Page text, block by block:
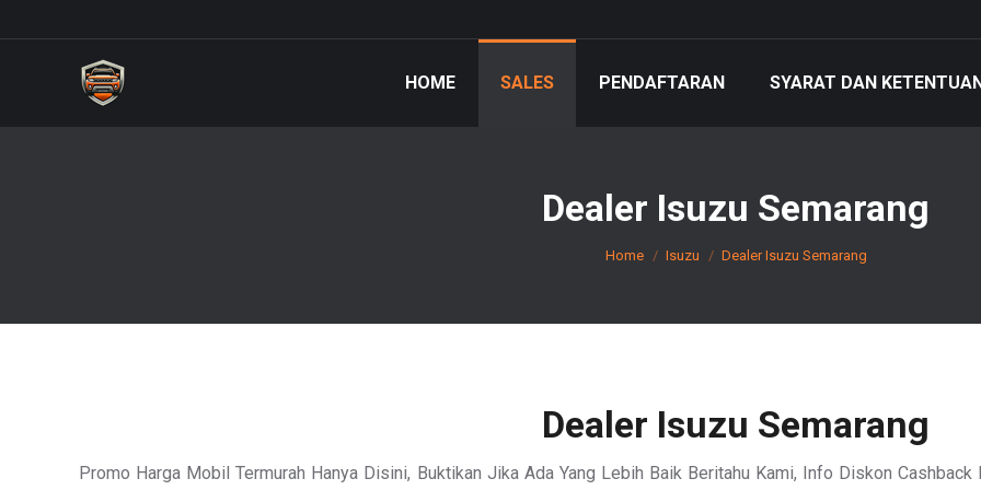
HOME SALES PENDAFTARAN SYARAT DAN
Dealer Isuzu Semarang
Home Isuzu Dealer Isuzu Semarang
Dealer Isuzu Semarang
Promo Harga Mobil Termurah Hanya Disini, Buktikan Jika Ada Yang Lebih Baik Beritahu Kami, Info Diskon